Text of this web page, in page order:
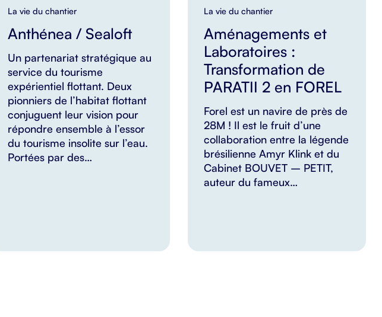
La vie du chantier
Anthénea / Sealoft
Un partenariat stratégique au
service du tourisme
expérientiel flottant. Deux
pionniers de l’habitat flottant
conjuguent leur vision pour
répondre ensemble à l’essor
du tourisme insolite sur l’eau.
Portées par des…
La vie du chantier
Aménagements et
Laboratoires :
Transformation de
PARATII 2 en FOREL
Forel est un navire de près de
28M ! Il est le fruit d’une
collaboration entre la légende
brésilienne Amyr Klink et du
Cabinet BOUVET – PETIT,
auteur du fameux…